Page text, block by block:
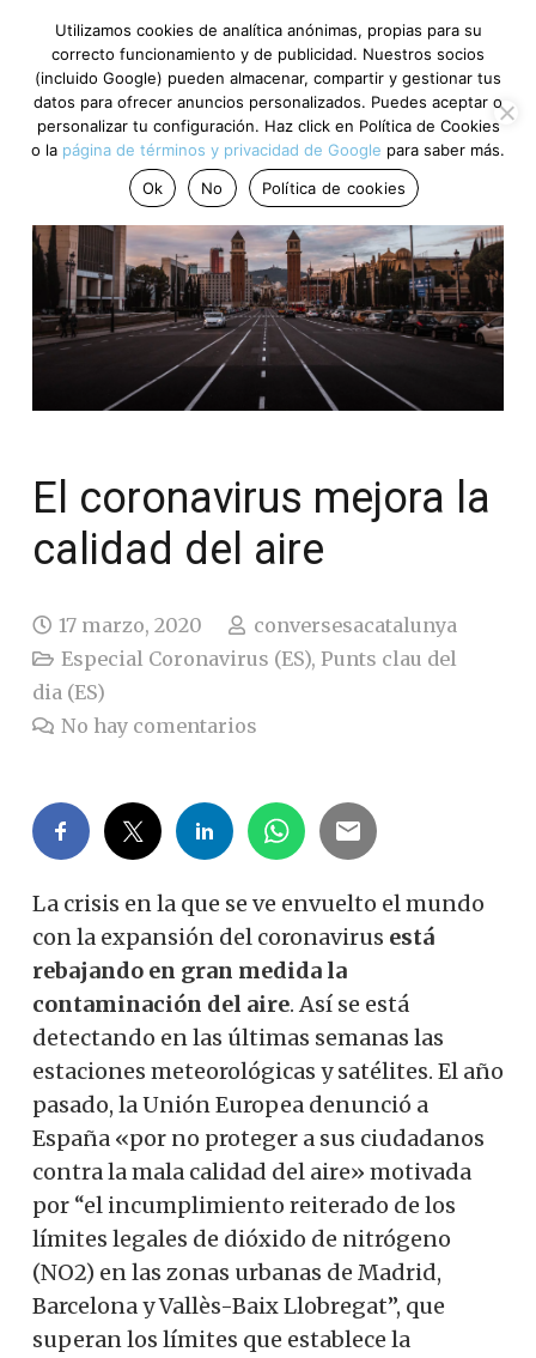
El coronavirus mejora la
calidad del aire
17 marzo, 2020
conversesacatalunya
Especial Coronavirus (ES),Punts clau del
dia (ES)
No hay comentarios
La crisis en la que se ve envuelto el mundo
con la expansión del coronavirus está
rebajando en gran medida la
contaminación del aire. Así se está
detectando en las últimas semanas las
estaciones meteorológicas y satélites. El año
pasado, la Unión Europea denunció a
España «por no proteger a sus ciudadanos
contra la mala calidad del aire» motivada
por “el incumplimiento reiterado de los
límites legales de dióxido de nitrógeno
(NO2) en las zonas urbanas de Madrid,
Barcelona y Vallès-Baix Llobregat”, que
superan los límites que establece la
Utilizamos cookies de analítica anónimas, propias para su
correcto funcionamiento y de publicidad. Nuestros socios
(incluido Google) pueden almacenar, compartir y gestionar tus
datos para ofrecer anuncios personalizados. Puedes aceptar o
personalizar tu configuración. Haz click en Política de Cookies
o la página de términos y privacidad de Google para saber más.
Ok
No Política de cookies